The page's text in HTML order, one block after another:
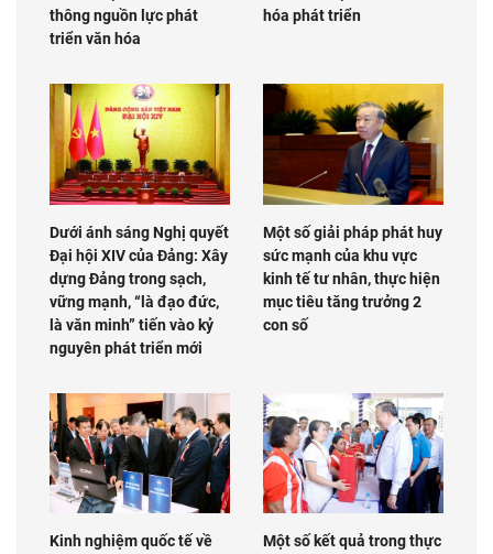
thông nguồn lực phát
triển văn hóa
hóa phát triển
Dưới ánh sáng Nghị quyết
Đại hội XIV của Đảng: Xây
dựng Đảng trong sạch,
vững mạnh, “là đạo đức,
là văn minh” tiến vào kỷ
nguyên phát triển mới
Một số giải pháp phát huy
sức mạnh của khu vực
kinh tế tư nhân, thực hiện
mục tiêu tăng trưởng 2
con số
Kinh nghiệm quốc tế về
Một số kết quả trong thực